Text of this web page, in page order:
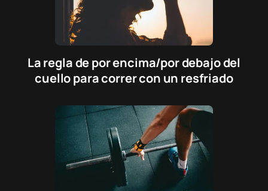
La regla de por encima/por debajo del
cuello para correr con un resfriado